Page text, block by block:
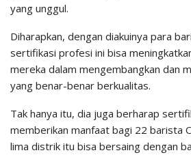
yang unggul.
Diharapkan, dengan diakuinya para
sertifikasi profesi ini bisa
mereka dalam mengembangkan dan
yang benar-benar berkualitas.
Tak hanya itu, dia juga berharap
memberikan manfaat bagi 22 barista
lima distrik itu bisa bersaing dengan